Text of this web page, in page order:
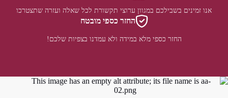
אנו זמינים בשבילכם במגוון ערוצי תקשורת לכל שאלה ועזרה שתצטרכו
החזר כספי מובטח
החזר כספי מלא במידה ולא עמדנו בצפיות שלכם!